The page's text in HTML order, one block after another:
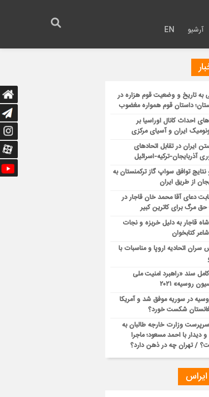
آرشیو EN
به تاریخ و وضعیت قوم هزاره در
داستان قوم همواره مغضوب
احداث کانال اوراسیا بر
ایران و آسیای مرکزی
ایران در تقابل اتحادهای
آذربایجان-ترکیه-اسرائیل
نتایج توافق سواپ گاز ترکمنستان به
از طریق ایران
دعای آقا محمد خان قاجار در
مرگ برای کاترین کبیر
قاجار به دلیل خربزه و نجات
کتابخوان
سران اتحادیه اروپا و مناسبات با
سند «راهبرد امنیت ملی
روسیه» ۲۰۲۱
در سوریه موفق شد و آمریکا
شکست خورد؟
وزارت خارجه طالبان به
و دیدار با احمد مسعود؛ ماجرا
/ تهران چه در ذهن دارد؟